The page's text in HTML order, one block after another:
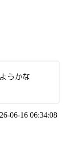
うかな
06-16 06:34:08